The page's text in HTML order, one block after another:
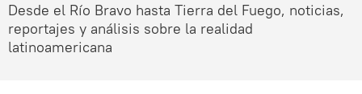
Desde el Río Bravo hasta Tierra del Fuego, noticias,
reportajes y análisis sobre la realidad
latinoamericana